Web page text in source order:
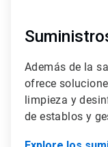
Además de la
ofrece
limpieza y
de establos y